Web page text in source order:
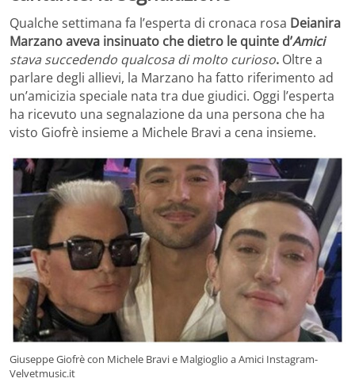
Qualche settimana fa l’esperta di cronaca rosa Deianira
Marzano aveva insinuato che dietro le quinte d’Amici
stava succedendo qualcosa di molto curioso. Oltre a
parlare degli allievi, la Marzano ha fatto riferimento ad
un’amicizia speciale nata tra due giudici. Oggi l’esperta
ha ricevuto una segnalazione da una persona che ha
visto Giofrè insieme a Michele Bravi a cena insieme.
Giuseppe Giofrè con Michele Bravi e Malgioglio a Amici Instagram-
Velvetmusic.it